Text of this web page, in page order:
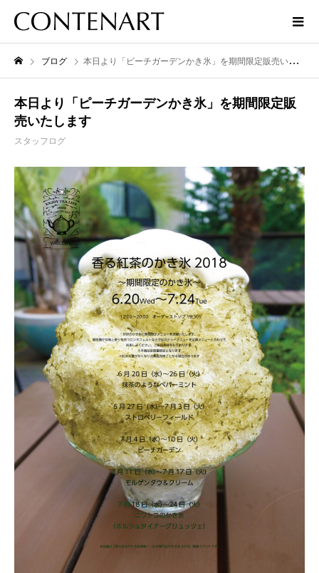
ブログ 本日より「ピーチガーデンかき氷」を期間限定販売いたします
本日より「ピーチガーデンかき氷」を期間限定販
売いたします
スタッフログ